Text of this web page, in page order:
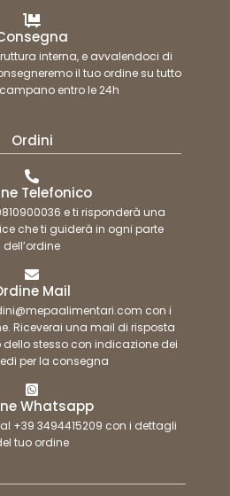
interna, e avvalendoci di
il tuo ordine su tutto
entro le 24h
Ordini
Telefonico
e ti risponderà una
che ti guiderà in ogni parte
dell’ordine
Mail
con i
Riceverai una mail di risposta
stesso con indicazione dei
per la consegna
Whatsapp
+39 3494415209 con i dettagli
tuo ordine